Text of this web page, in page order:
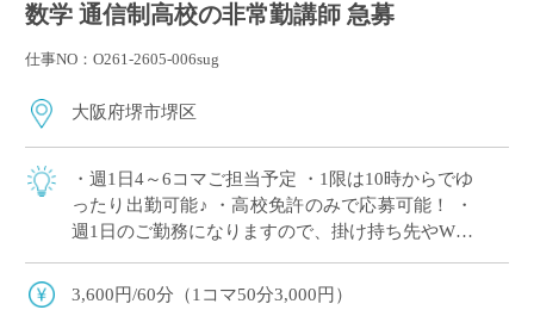
数学 通信制高校の非常勤講師 急募
仕事NO：O261-2605-006sug
大阪府堺市堺区
・週1日4～6コマご担当予定 ・1限は10時からでゆ
ったり出勤可能♪ ・高校免許のみで応募可能！ ・
週1日のご勤務になりますので、掛け持ち先やWワ
校で、ピカピカな校舎で働きま […]
3,600円/60分（1コマ50分3,000円）